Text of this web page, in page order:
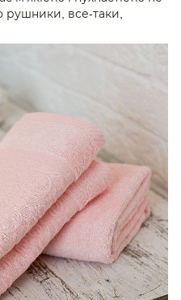
все-таки,